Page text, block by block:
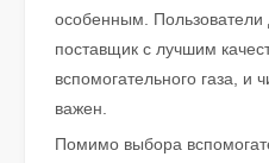
особенным. Пользователи
поставщик с лучшим
вспомогательного газа, и
важен.
Помимо выбора